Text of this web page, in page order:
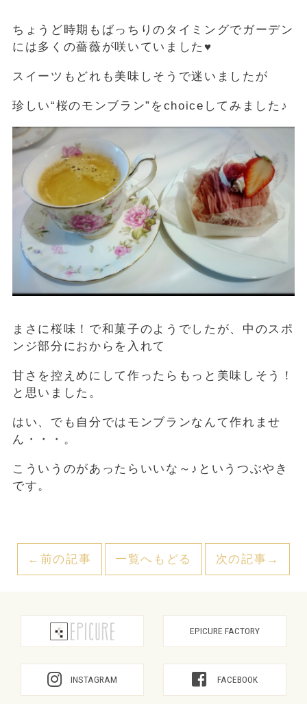
ちょうど時期もばっちりのタイミングでガーデン
には多くの薔薇が咲いていました♥
スイーツもどれも美味しそうで迷いましたが
珍しい“桜のモンブラン”をchoiceしてみました♪
まさに桜味！で和菓子のようでしたが、中のスポ
ンジ部分におからを入れて
甘さを控えめにして作ったらもっと美味しそう！
と思いました。
はい、でも自分ではモンブランなんて作れませ
ん・・・。
こういうのがあったらいいな～♪というつぶやき
です。
←前の記事 一覧へもどる 次の記事→
EPICURE FACTORY
INSTAGRAM FACEBOOK